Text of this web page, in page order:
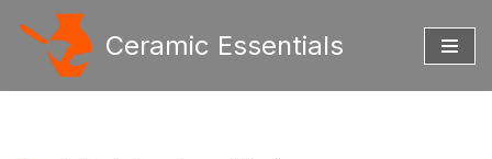
Ceramic Essentials